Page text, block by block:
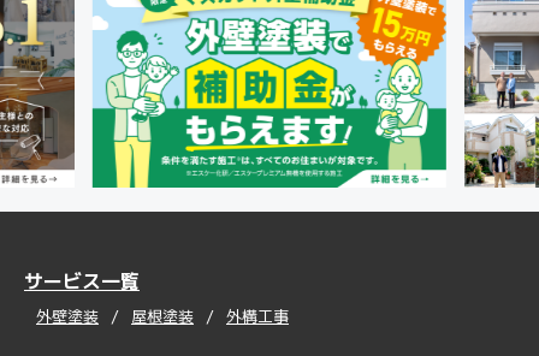
サービス一覧
外壁塗装 屋根塗装 外構工事